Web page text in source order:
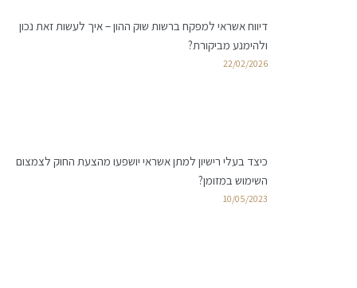
דיווח אשראי למפקח ברשות שוק ההון – איך לעשות זאת נכון
ולהימנע מביקורת?
22/02/2026
כיצד בעלי רישיון למתן אשראי יושפעו מהצעת החוק לצמצום
השימוש במזומן?
10/05/2023